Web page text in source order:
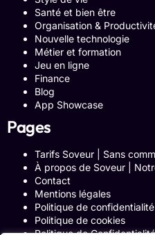
Santé et bien être
Organisation &
Nouvelle technologie
Métier et formation
Jeu en ligne
Finance
Blog
App Showcase
Pages
Tarifs Soveur | Sans
À propos de Soveur |
Contact
Mentions légales
Politique de confidentialité
Politique de cookies